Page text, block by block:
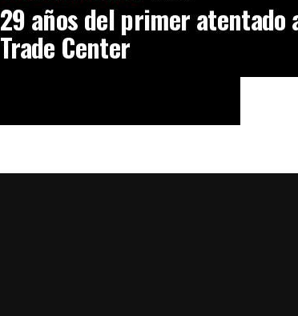
29 años del primer atentado
Trade Center